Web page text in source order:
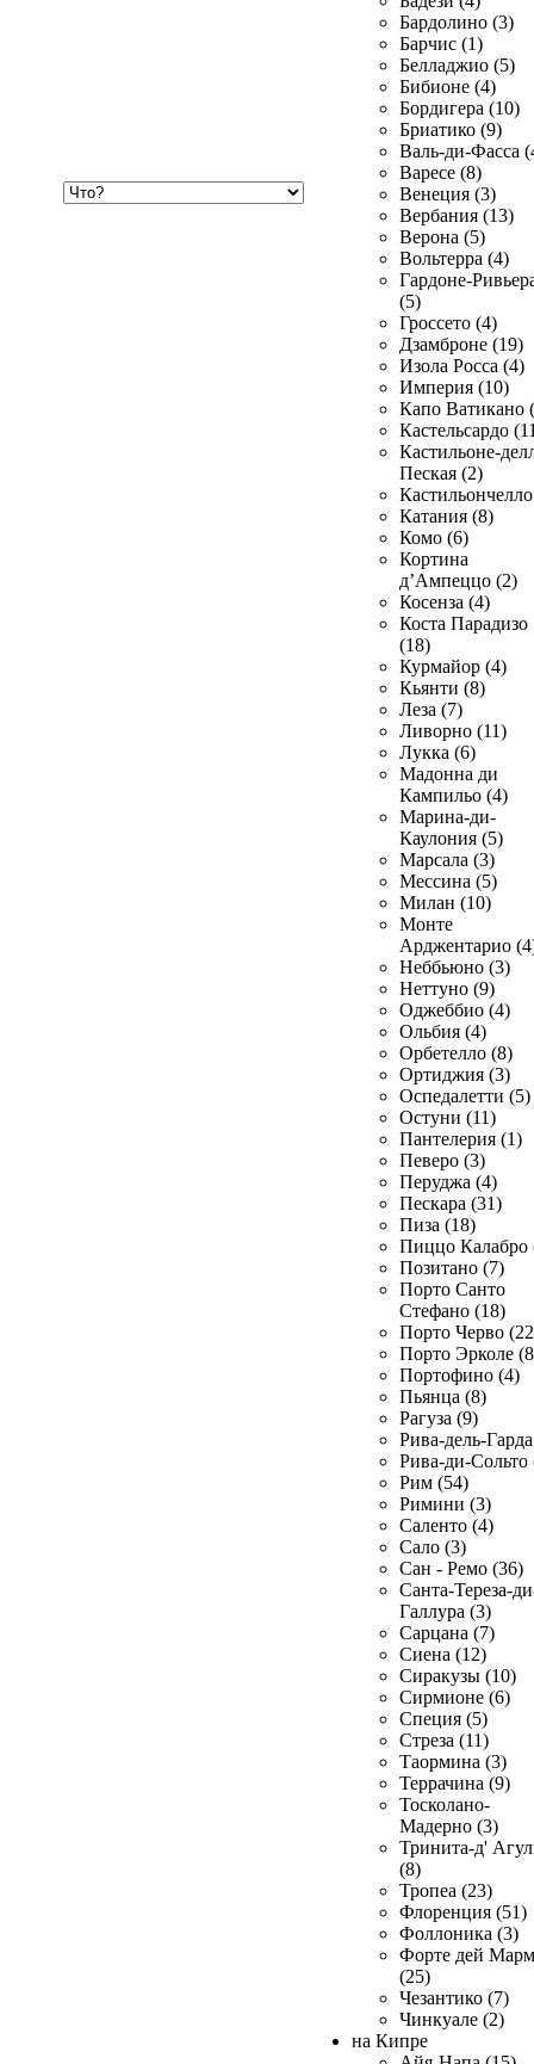
Бардолино (3)
Барчис (1)
Белладжио (5)
Бибионе (4)
Бордигера (10)
Бриатико (9)
Валь-ди-Фасса
Варесе (8)
Венеция (3)
Вербания (13)
Верона (5)
Вольтерра (4)
Гардоне-
(5)
Гроссето (4)
Дзамброне (19)
Изола Росса (4)
Империя (10)
Капо Ватикано
Кастельсардо
Кастильоне-
Пеская (2)
Катания (8)
Комо (6)
Кортина
д’Ампеццо (2)
Косенза (4)
Коста Парадизо
(18)
Курмайор (4)
Кьянти (8)
Леза (7)
Ливорно (11)
Лукка (6)
Мадонна ди
Кампильо (4)
Марина-ди-
Каулония (5)
Марсала (3)
Мессина (5)
Милан (10)
Монте
Арджентарио
Неббьюно (3)
Неттуно (9)
Оджеббио (4)
Ольбия (4)
Орбетелло (8)
Ортиджия (3)
Оспедалетти (5)
Остуни (11)
Пантелерия (1)
Певеро (3)
Перуджа (4)
Пескара (31)
Пиза (18)
Пиццо Калабро
Позитано (7)
Порто Санто
Стефано (18)
Порто Черво
Порто Эрколе
Портофино (4)
Пьянца (8)
Рагуза (9)
Рива-дель-
Рива-ди-Сольто
Рим (54)
Римини (3)
Саленто (4)
Сало (3)
Сан - Ремо (36)
Санта-Тереза-
Галлура (3)
Сарцана (7)
Сиена (12)
Сиракузы (10)
Сирмионе (6)
Специя (5)
Стреза (11)
Таормина (3)
Террачина (9)
Тосколано-
Мадерно (3)
Тринита-д'
(8)
Тропеа (23)
Флоренция (51)
Фоллоника (3)
Форте дей
(25)
Чезантико (7)
Чинкуале (2)
на Кипре